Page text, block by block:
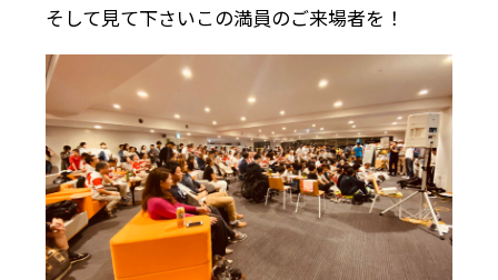
そして見て下さいこの満員のご来場者を！